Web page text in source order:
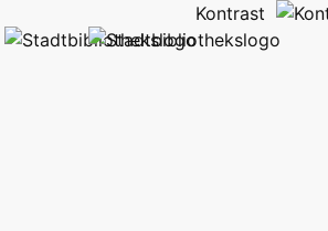
Kontrast